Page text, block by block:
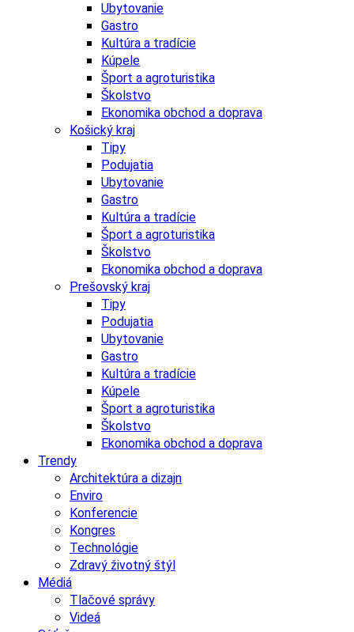
Ubytovanie
Gastro
Kultúra a tradície
Kúpele
Šport a agroturistika
Školstvo
Ekonomika obchod a doprava
Košický kraj
Tipy
Podujatia
Ubytovanie
Gastro
Kultúra a tradície
Šport a agroturistika
Školstvo
Ekonomika obchod a doprava
Prešovský kraj
Tipy
Podujatia
Ubytovanie
Gastro
Kultúra a tradície
Kúpele
Šport a agroturistika
Školstvo
Ekonomika obchod a doprava
Trendy
Architektúra a dizajn
Enviro
Konferencie
Kongres
Technológie
Zdravý životný štýl
Médiá
Tlačové správy
Videá